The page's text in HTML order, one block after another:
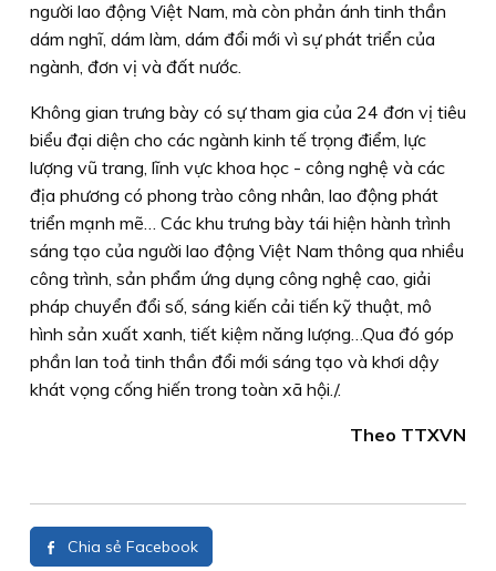
người lao động Việt Nam, mà còn phản ánh tinh thần
dám nghĩ, dám làm, dám đổi mới vì sự phát triển của
ngành, đơn vị và đất nước.
Không gian trưng bày có sự tham gia của 24 đơn vị tiêu
biểu đại diện cho các ngành kinh tế trọng điểm, lực
lượng vũ trang, lĩnh vực khoa học - công nghệ và các
địa phương có phong trào công nhân, lao động phát
triển mạnh mẽ… Các khu trưng bày tái hiện hành trình
sáng tạo của người lao động Việt Nam thông qua nhiều
công trình, sản phẩm ứng dụng công nghệ cao, giải
pháp chuyển đổi số, sáng kiến cải tiến kỹ thuật, mô
hình sản xuất xanh, tiết kiệm năng lượng…Qua đó góp
phần lan toả tinh thần đổi mới sáng tạo và khơi dậy
khát vọng cống hiến trong toàn xã hội./.
Theo TTXVN
Chia sẻ Facebook